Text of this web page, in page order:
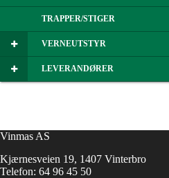
TRAPPER/STIGER
VERNEUTSTYR
LEVERANDØRER
Vinmas AS
Kjærnesveien 19, 1407 Vinterbro
Telefon: 64 96 45 50